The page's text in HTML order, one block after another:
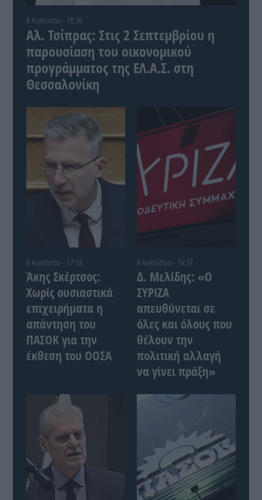
8 Αυγούστου - 18:30
Αλ. Τσίπρας: Στις 2 Σεπτεμβρίου η
παρουσίαση του οικονομικού
προγράμματος της ΕΛ.Α.Σ. στη
Θεσσαλονίκη
8 Αυγούστου - 17:58
Άκης Σκέρτσος:
Χωρίς ουσιαστικά
επιχειρήματα η
απάντηση του
ΠΑΣΟΚ για την
έκθεση του ΟΟΣΑ
8 Αυγούστου - 16:37
Δ. Μελίδης: «Ο
ΣΥΡΙΖΑ
απευθύνεται σε
όλες και όλους που
θέλουν την
πολιτική αλλαγή
να γίνει πράξη»